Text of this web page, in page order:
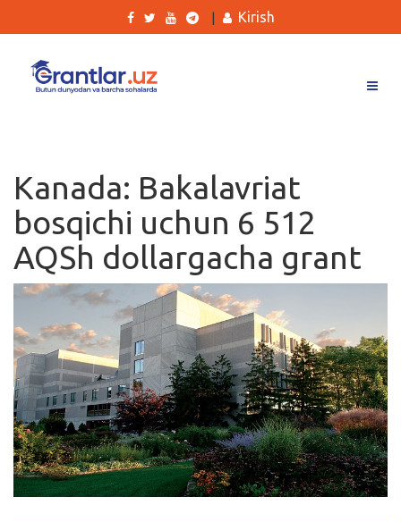
Ishlar
Kurslar
Blog
Yana
Qidirish
Kirish
Kirish
Kanada: Bakalavriat
bosqichi uchun 6 512
AQSh dollargacha grant